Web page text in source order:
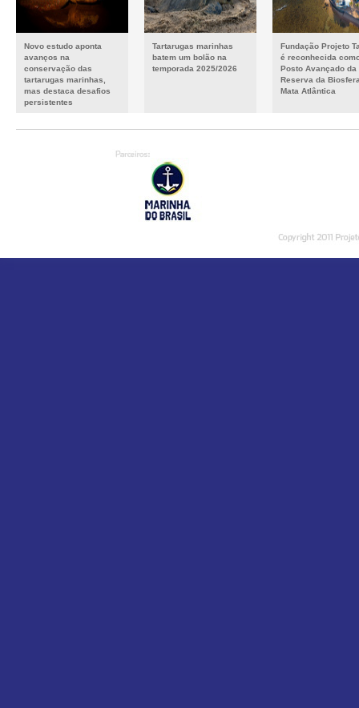
Novo estudo aponta
avanços na
conservação das
tartarugas marinhas,
mas destaca desafios
persistentes
Tartarugas marinhas
batem um bolão na
temporada 2025/2026
Fundação Projeto
é reconhecida
Posto Avançado da
Reserva da
Mata Atlântica